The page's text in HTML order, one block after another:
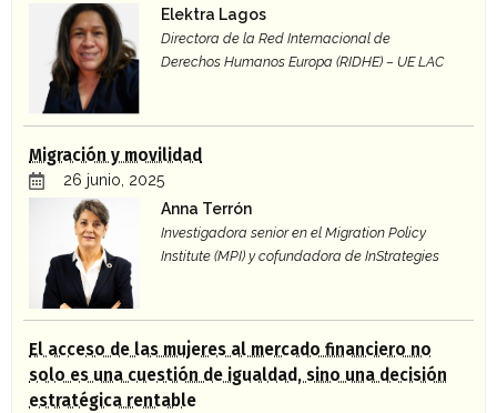
Elektra Lagos
Directora de la Red Internacional de
Derechos Humanos Europa (RIDHE) – UE LAC
Migración y movilidad
26 junio, 2025
Anna Terrón
Investigadora senior en el Migration Policy
Institute (MPI) y cofundadora de InStrategies
El acceso de las mujeres al mercado financiero no
solo es una cuestión de igualdad, sino una decisión
estratégica rentable